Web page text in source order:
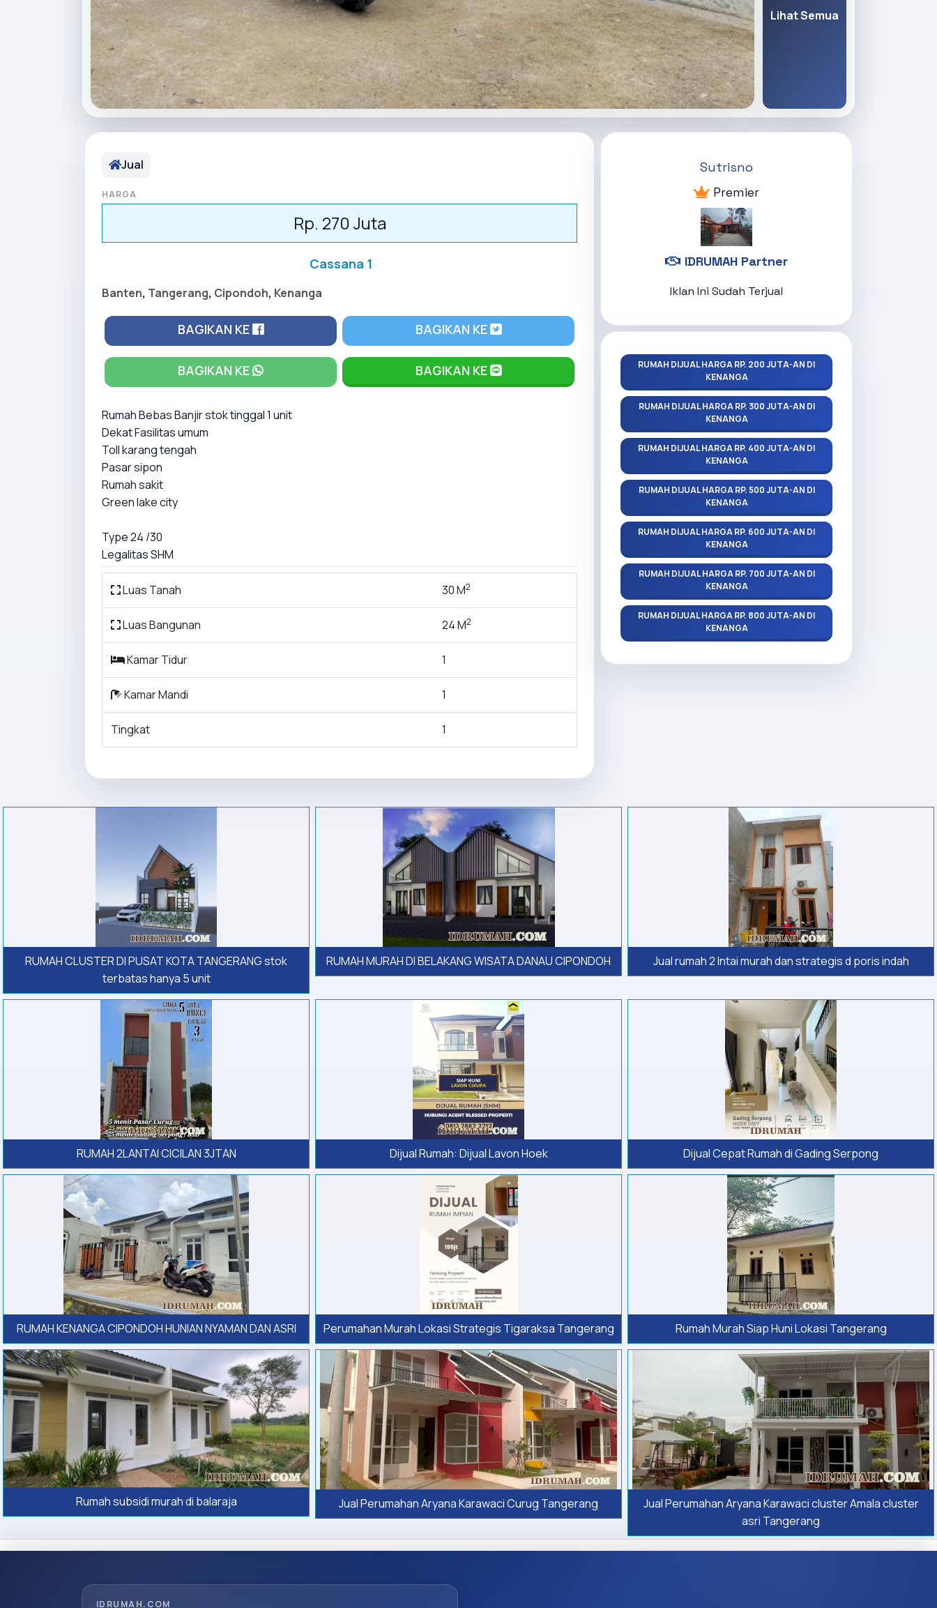
Lihat Semua
Jual
HARGA
Rp. 270 Juta
Cassana 1
Banten, Tangerang, Cipondoh, Kenanga
BAGIKAN KE BAGIKAN KE
BAGIKAN KE BAGIKAN KE
Rumah Bebas Banjir stok tinggal 1 unit
Dekat Fasilitas umum
Toll karang tengah
Pasar sipon
Rumah sakit
Green lake city
Type 24 /30
Legalitas SHM
Luas Tanah 30 M2
Luas Bangunan 24 M2
Kamar Tidur 1
Kamar Mandi 1
Tingkat 1
Sutrisno
Premier
IDRUMAH Partner
Iklan Ini Sudah Terjual
RUMAH DIJUAL HARGA RP. 200 JUTA-AN DI
KENANGA
RUMAH DIJUAL HARGA RP. 300 JUTA-AN DI
KENANGA
RUMAH DIJUAL HARGA RP. 400 JUTA-AN DI
KENANGA
RUMAH DIJUAL HARGA RP. 500 JUTA-AN DI
KENANGA
RUMAH DIJUAL HARGA RP. 600 JUTA-AN DI
KENANGA
RUMAH DIJUAL HARGA RP. 700 JUTA-AN DI
KENANGA
RUMAH DIJUAL HARGA RP. 800 JUTA-AN DI
KENANGA
RUMAH CLUSTER DI PUSAT KOTA TANGERANG stok
terbatas hanya 5 unit
RUMAH MURAH DI BELAKANG WISATA DANAU CIPONDOH Jual rumah 2 lntai murah dan strategis d poris indah
RUMAH 2LANTAI CICILAN 3JTAN Dijual Rumah: Dijual Lavon Hoek Dijual Cepat Rumah di Gading Serpong
RUMAH KENANGA CIPONDOH HUNIAN NYAMAN DAN ASRI Perumahan Murah Lokasi Strategis Tigaraksa Tangerang Rumah Murah Siap Huni Lokasi Tangerang
Rumah subsidi murah di balaraja Jual Perumahan Aryana Karawaci Curug Tangerang
Jual Perumahan Aryana Karawaci cluster Amala cluster
asri Tangerang
IDRUMAH.COM